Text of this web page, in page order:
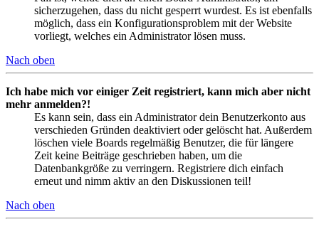
sicherzugehen, dass du nicht gesperrt wurdest. Es ist ebenfalls
möglich, dass ein Konfigurationsproblem mit der Website
vorliegt, welches ein Administrator lösen muss.
Nach oben
Ich habe mich vor einiger Zeit registriert, kann mich aber nicht
mehr anmelden?!
Es kann sein, dass ein Administrator dein Benutzerkonto aus
verschieden Gründen deaktiviert oder gelöscht hat. Außerdem
löschen viele Boards regelmäßig Benutzer, die für längere
Zeit keine Beiträge geschrieben haben, um die
Datenbankgröße zu verringern. Registriere dich einfach
erneut und nimm aktiv an den Diskussionen teil!
Nach oben